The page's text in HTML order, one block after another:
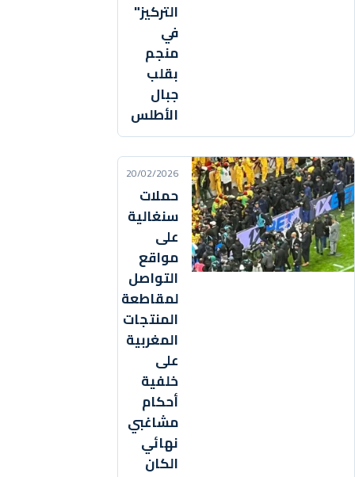
التركيز"
في
منجم
بقلب
جبال
الأطلس
20/02/2026
حملات
سنغالية
على
مواقع
التواصل
لمقاطعة
المنتجات
المغربية
على
خلفية
أحكام
مشاغبي
نهائي
الكان